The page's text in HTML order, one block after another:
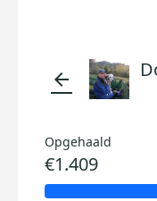
arrow_back
Opgehaald
€1.409